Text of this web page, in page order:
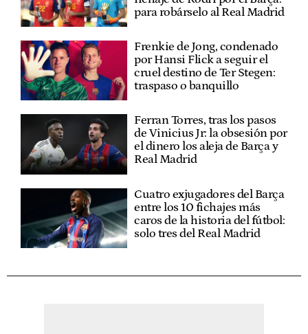
para robárselo al Real Madrid
Frenkie de Jong, condenado
por Hansi Flick a seguir el
cruel destino de Ter Stegen:
traspaso o banquillo
Ferran Torres, tras los pasos
de Vinicius Jr: la obsesión por
el dinero los aleja de Barça y
Real Madrid
Cuatro exjugadores del Barça
entre los 10 fichajes más
caros de la historia del fútbol:
solo tres del Real Madrid